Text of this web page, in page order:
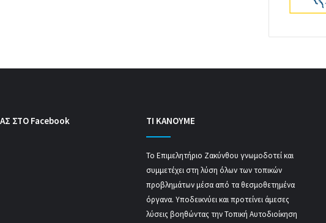
ΣΤΟ Facebook ΤΙ ΚΑΝΟΥΜΕ
Το Επιμελητήριο Ζακύνθου γνωμοδοτεί και
συμμετέχει στη λύση όλων των τοπικών
προβλημάτων μέσα από τα θεσμοθετημένα
όργανα. Υποδεικνύει και προτείνει άμεσες
λύσεις βοηθώντας την Τοπική Αυτοδιοίκηση